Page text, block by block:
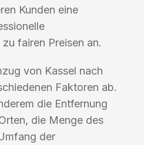
Kunden eine
fairen Preisen an.
von Kassel nach
Faktoren ab.
die Entfernung
die Menge des
der